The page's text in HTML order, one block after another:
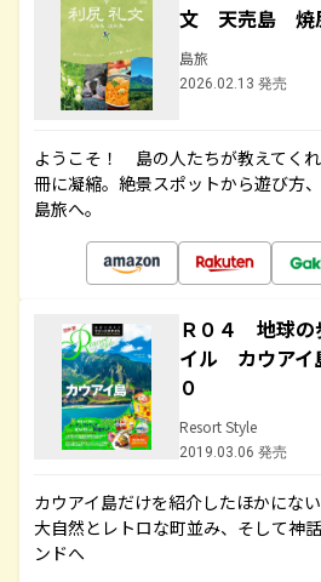
文 天売島 焼
島旅
2026.02.13 発売
ようこそ！ 島の人たちが教えてく
冊に凝縮。絶景スポットから遊び方
島旅へ。
Ｒ０４ 地球
イル カウアイ
０
Resort Style
2019.03.06 発売
カウアイ島だけを紹介したほかにな
大自然とレトロな町並み、そして神
ンドへ